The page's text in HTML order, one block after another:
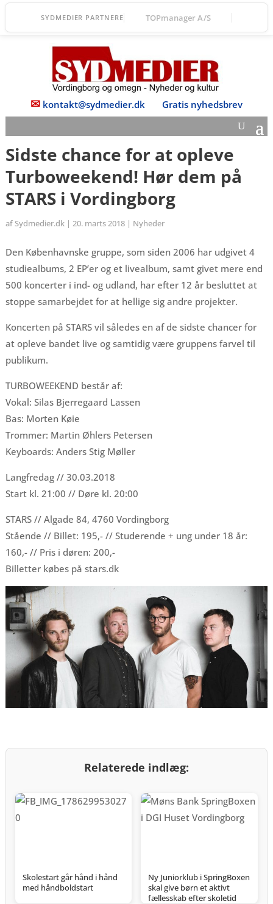
SYDMEDIER PARTNERE TOPmanager A/S
✉ kontakt@sydmedier.dk Gratis nyhedsbrev
Sidste chance for at opleve
Turboweekend! Hør dem på
STARS i Vordingborg
af Sydmedier.dk| 20. marts 2018| Nyheder
Den Københavnske gruppe, som siden 2006 har udgivet 4
studiealbums, 2 EP’er og et livealbum, samt givet mere end
500 koncerter i ind- og udland, har efter 12 år besluttet at
stoppe samarbejdet for at hellige sig andre projekter.
Koncerten på STARS vil således en af de sidste chancer for
at opleve bandet live og samtidig være gruppens farvel til
publikum.
TURBOWEEKEND består af:
Vokal: Silas Bjerregaard Lassen
Bas: Morten Køie
Trommer: Martin Øhlers Petersen
Keyboards: Anders Stig Møller
Langfredag // 30.03.2018
Start kl. 21:00 // Døre kl. 20:00
STARS // Algade 84, 4760 Vordingborg
Stående // Billet: 195,- // Studerende + ung under 18 år:
160,- // Pris i døren: 200,-
Billetter købes på stars.dk
Relaterede indlæg:
Skolestart går hånd i hånd
med håndboldstart
Ny Juniorklub i SpringBoxen
skal give børn et aktivt
fællesskab efter skoletid